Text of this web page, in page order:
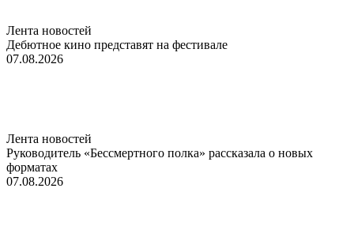
Лента новостей
Дебютное кино представят на фестивале
07.08.2026
Лента новостей
Руководитель «Бессмертного полка» рассказала о новых
форматах
07.08.2026